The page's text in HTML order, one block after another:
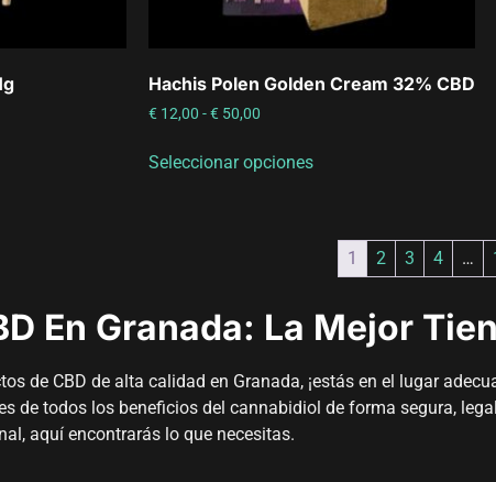
Hachis Polen Golden Cream 32% CBD
€ 12,00 -€ 50,00
Seleccionar opciones
1 2 3 4 …
En Granada: La Mejor
de CBD de alta calidad en Granada, ¡estás en el lugar
de todos los beneficios del cannabidiol de forma segura,
aquí encontrarás lo que necesitas.